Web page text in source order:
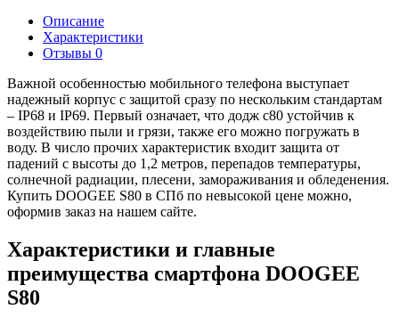
Описание
Характеристики
Отзывы 0
Важной особенностью мобильного телефона выступает
надежный корпус с защитой сразу по нескольким стандартам
– IP68 и IP69. Первый означает, что додж с80 устойчив к
воздействию пыли и грязи, также его можно погружать в
воду. В число прочих характеристик входит защита от
падений с высоты до 1,2 метров, перепадов температуры,
солнечной радиации, плесени, замораживания и обледенения.
Купить DOOGEE S80 в СПб по невысокой цене можно,
оформив заказ на нашем сайте.
Характеристики и главные
преимущества смартфона DOOGEE
S80